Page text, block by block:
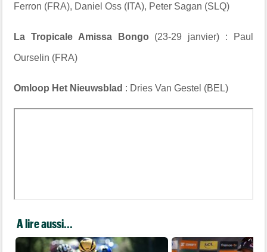
Ferron (FRA), Daniel Oss (ITA), Peter Sagan (SLQ)
La Tropicale Amissa Bongo (23-29 janvier) : Paul
Ourselin (FRA)
Omloop Het Nieuwsblad : Dries Van Gestel (BEL)
A lire aussi...